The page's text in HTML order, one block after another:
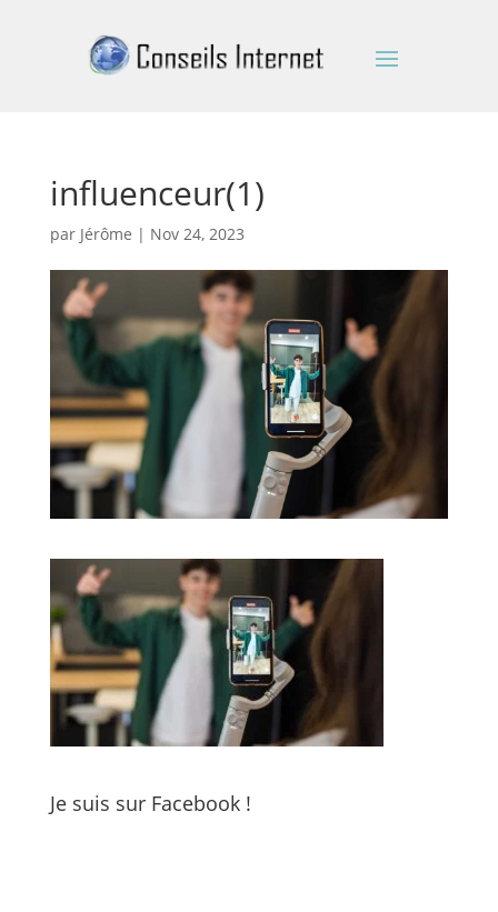
influenceur(1)
par Jérôme | Nov 24, 2023
Je suis sur Facebook !